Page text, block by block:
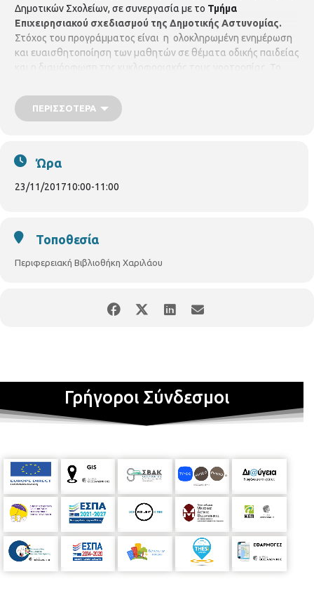
Δημοτικών Σχολείων, σε συνεργασία με το Τμήμα
Επιχειρησιακού σχεδιασμού της Δημοτικής Αστυνομίας.
Στόχος του προγράμματος είναι η ολοκληρωμένη ενημέρωση
και ευαισθητοποίηση των μαθητών σε θέματα οδικής παιδείας
και η διαμόρφωση της κυκλοφοριακής τους νοοτροπίας. Το
ΑστυνομικοίΓκουτίδου Κωνσταντίνα
Σωτηρία.Το εκπαιδευτικό πρόγραμμα θα πραγματοποιηθεί
23 & Παρασκευή 24 Νοεμβρίου 2017, στις 10.00 το πρωί.
ΠΕΡΙΣΣΌΤΕΡΑ
Ώρα
23/11/201710:00-11:00
Τοποθεσία
Περιφερειακή Βιβλιοθήκη Χαριλάου
Γρήγοροι Σύνδεσμοι